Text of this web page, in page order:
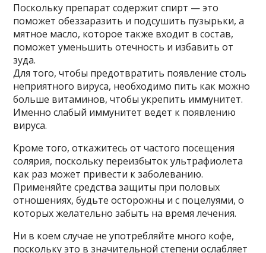
Поскольку препарат содержит спирт — это
поможет обеззаразить и подсушить пузырьки, а
мятное масло, которое также входит в состав,
поможет уменьшить отечность и избавить от
зуда.
Для того, чтобы предотвратить появление столь
неприятного вируса, необходимо пить как можно
больше витаминов, чтобы укрепить иммунитет.
Именно слабый иммунитет ведет к появлению
вируса.
Кроме того, откажитесь от частого посещения
солярия, поскольку переизбыток ультрафиолета
как раз может привести к заболеванию.
Применяйте средства защиты при половых
отношениях, будьте осторожны и с поцелуями, о
которых желательно забыть на время лечения.
Ни в коем случае не употребляйте много кофе,
поскольку это в значительной степени ослабляет